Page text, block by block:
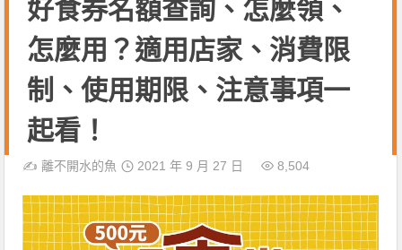
好食券名額查詢、怎麼領、
怎麼用？適用店家、消費限
制、使用期限、注意事項一
起看！
✍️離不開水的魚 2021 年 9 月 27 日 8,504